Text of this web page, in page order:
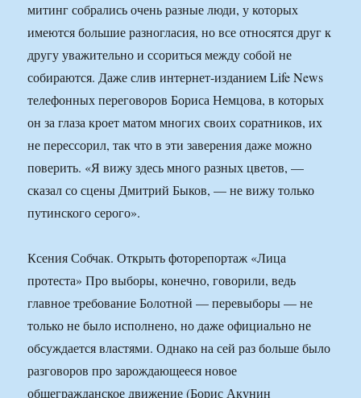
митинг собрались очень разные люди, у которых
имеются большие разногласия, но все относятся друг к
другу уважительно и ссориться между собой не
собираются. Даже слив интернет-изданием Life News
телефонных переговоров Бориса Немцова, в которых
он за глаза кроет матом многих своих соратников, их
не перессорил, так что в эти заверения даже можно
поверить. «Я вижу здесь много разных цветов, —
сказал со сцены Дмитрий Быков, — не вижу только
путинского серого».
Ксения Собчак. Открыть фоторепортаж «Лица
протеста» Про выборы, конечно, говорили, ведь
главное требование Болотной — перевыборы — не
только не было исполнено, но даже официально не
обсуждается властями. Однако на сей раз больше было
разговоров про зарождающееся новое
общегражданское движение (Борис Акунин